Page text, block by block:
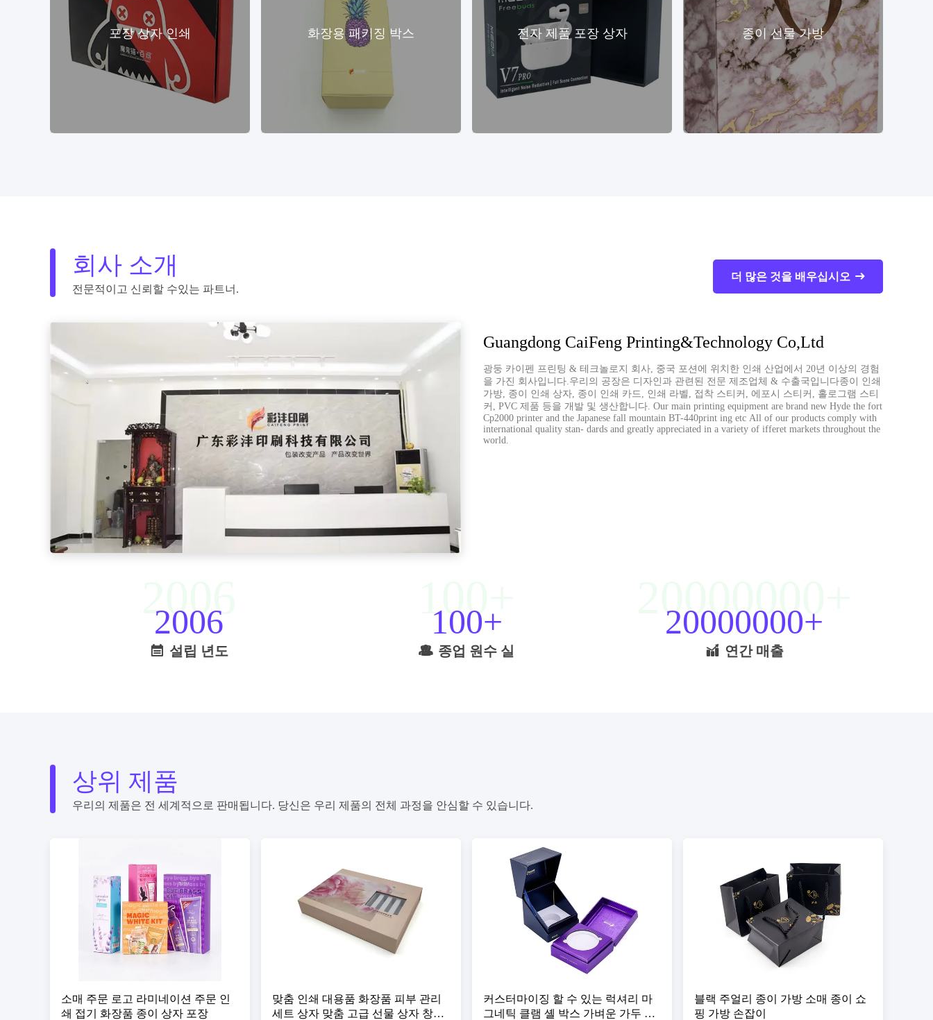
포장 상자 인쇄 화장용 패키징 박스 전자 제품 포장 상자 종이 선물 가방
회사 소개
전문적이고 신뢰할 수있는 파트너.
더 많은 것을 배우십시오
Guangdong CaiFeng Printing&Technology Co,Ltd
광둥 카이펜 프린팅 & 테크놀로지 회사, 중국 포션에 위치한 인쇄 산업에서 20년 이상의 경험
을 가진 회사입니다.우리의 공장은 디자인과 관련된 전문 제조업체 & 수출국입니다종이 인쇄
가방, 종이 인쇄 상자, 종이 인쇄 카드, 인쇄 라벨, 접착 스티커, 에포시 스티커, 홀로그램 스티
커, PVC 제품 등을 개발 및 생산합니다. Our main printing equipment are brand new Hyde the fort
Cp2000 printer and the Japanese fall mountain BT-440print ing etc All of our products comply with
international quality stan- dards and greatly appreciated in a variety of ifferet markets throughout the
world.
2006
2006
설립 년도
100
100
종업 원수 실
20000000
20000000
연간 매출
상위 제품
우리의 제품은 전 세계적으로 판매됩니다. 당신은 우리 제품의 전체 과정을 안심할 수 있습니다.
소매 주문 로고 라미네이션 주문 인
쇄 접기 화장품 종이 상자 포장
맞춤 인쇄 대용품 화장품 피부 관리
세트 상자 맞춤 고급 선물 상자 창문
커스터마이징 할 수 있는 럭셔리 마
그네틱 클램 셸 박스 가벼운 가두 선
블랙 주얼리 종이 가방 소매 종이 쇼
핑 가방 손잡이